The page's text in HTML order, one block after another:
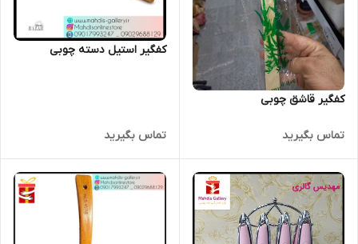
کفگیر قاشق چوبی
تماس بگیرید
کفگیر استیل دسته چوبی
تماس بگیرید